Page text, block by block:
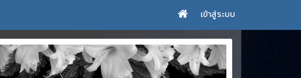
เข้าสู่ระบบ